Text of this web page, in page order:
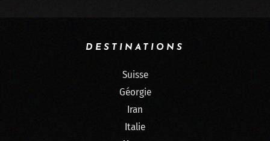
DESTINATIONS
Suisse
Géorgie
Iran
Italie